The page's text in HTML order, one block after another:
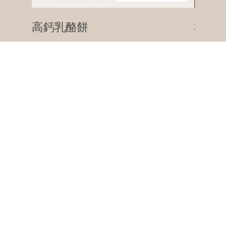
高鈣乳酪餅 樹葡萄